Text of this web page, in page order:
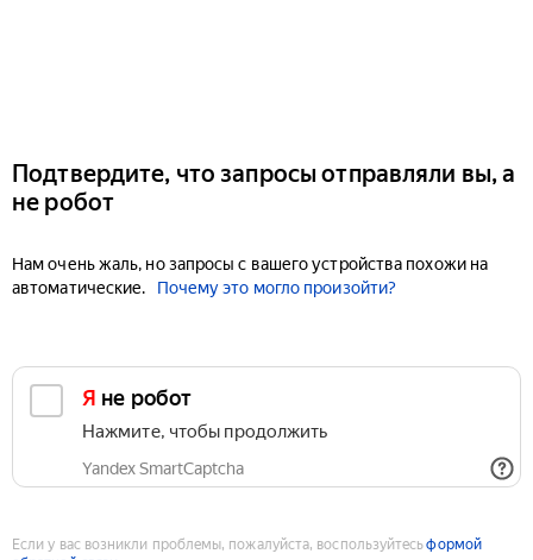
Подтвердите, что запросы отправляли вы, а
не робот
Нам очень жаль, но запросы с вашего устройства похожи на
автоматические.
Почему это могло произойти?
Я не робот
Нажмите, чтобы продолжить
Yandex SmartCaptcha
Если у вас возникли проблемы, пожалуйста, воспользуйтесьформой